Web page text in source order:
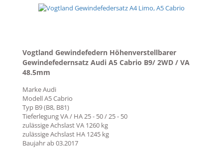
Vogtland Gewindefedern Höhenverstellbarer
Gewindefedernsatz Audi A5 Cabrio B9/ 2WD / VA
48.5mm
MarkeAudi
ModellA5 Cabrio
Typ B9 (B8, B81)
Tieferlegung VA / HA25 - 50 / 25 - 50
zulässige Achslast VA 1260 kg
zulässige Achslast HA 1245 kg
Baujahr ab03.2017